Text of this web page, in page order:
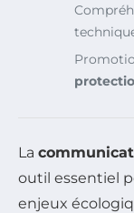
La
outil essentiel
enjeux